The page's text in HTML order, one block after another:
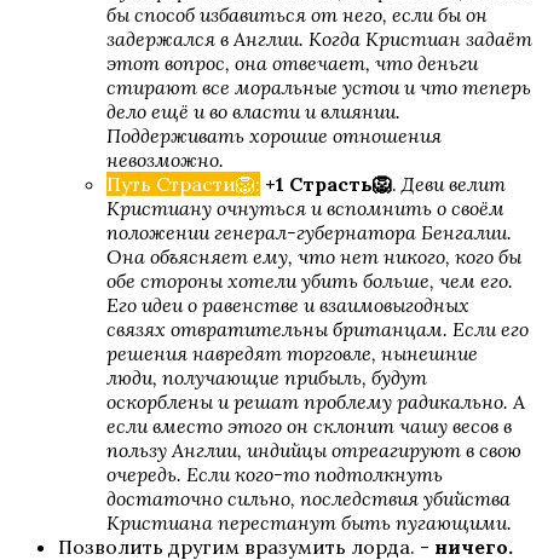
Десять желаний Софи
Ярость Титанов
бы способ избавиться от него, если бы он
задержался в Англии. Когда Кристиан задаёт
этот вопрос, она отвечает, что деньги
стирают все моральные устои и что теперь
дело ещё и во власти и влиянии.
Поддерживать хорошие отношения
невозможно.
Путь Страсти🦁: +1 Страсть🦁. Деви велит
Кристиану очнуться и вспомнить о своём
положении генерал-губернатора Бенгалии.
Она объясняет ему, что нет никого, кого бы
обе стороны хотели убить больше, чем его.
Его идеи о равенстве и взаимовыгодных
связях отвратительны британцам. Если его
решения навредят торговле, нынешние
люди, получающие прибыль, будут
оскорблены и решат проблему радикально. А
если вместо этого он склонит чашу весов в
пользу Англии, индийцы отреагируют в свою
очередь. Если кого-то подтолкнуть
достаточно сильно, последствия убийства
Кристиана перестанут быть пугающими.
Позволить другим вразумить лорда. - ничего.